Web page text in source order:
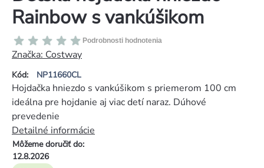
Rainbow s vankúšikom
Kód: NP11660CL
Priemerné
hodnotenie
produktu
je
0,0
5
hviezdičiek.
Podrobnosti hodnotenia
Značka: Costway
Môžeme doručiť do:
12.8.2026
Hojdačka hniezdo s vankúšikom s priemerom 100 cm
ideálna pre hojdanie aj viac detí naraz. Dúhové
prevedenie
Detailné informácie